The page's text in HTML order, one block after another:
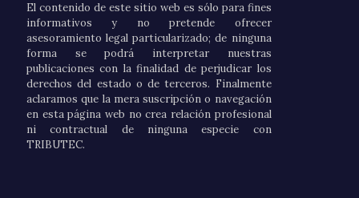
El contenido de este sitio web es sólo para fines
informativos y no pretende ofrecer
asesoramiento legal particularizado; de ninguna
forma se podrá interpretar nuestras
publicaciones con la finalidad de perjudicar los
derechos del estado o de terceros. Finalmente
aclaramos que la mera suscripción o navegación
en esta página web no crea relación profesional
ni contractual de ninguna especie con
TRIBUTEC.